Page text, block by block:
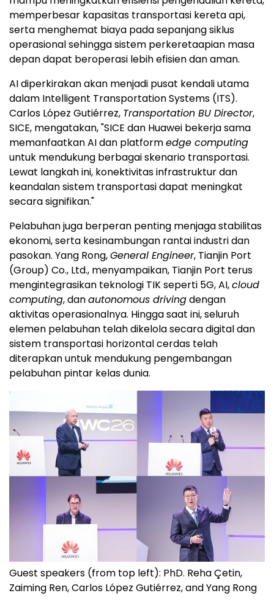
memperbesar kapasitas transportasi kereta api,
serta menghemat biaya pada sepanjang siklus
operasional sehingga sistem perkeretaapian masa
depan dapat beroperasi lebih efisien dan aman.
AI diperkirakan akan menjadi pusat kendali utama
dalam Intelligent Transportation Systems (ITS).
Carlos López Gutiérrez, Transportation BU Director,
SICE, mengatakan, "SICE dan Huawei bekerja sama
memanfaatkan AI dan platformedge computing
untuk mendukung berbagai skenario transportasi.
Lewat langkah ini, konektivitas infrastruktur dan
keandalan sistem transportasi dapat meningkat
secara signifikan."
Pelabuhan juga berperan penting menjaga stabilitas
ekonomi, serta kesinambungan rantai industri dan
pasokan. Yang Rong,General Engineer, Tianjin Port
(Group) Co., Ltd., menyampaikan, Tianjin Port terus
mengintegrasikan teknologi TIK seperti 5G, AI,cloud
computing, danautonomous drivingdengan
aktivitas operasionalnya. Hingga saat ini, seluruh
elemen pelabuhan telah dikelola secara digital dan
sistem transportasi horizontal cerdas telah
diterapkan untuk mendukung pengembangan
pelabuhan pintar kelas dunia.
Guest speakers (from top left): PhD. Reha Çetin,
Zaiming Ren, Carlos López Gutiérrez, and Yang Rong